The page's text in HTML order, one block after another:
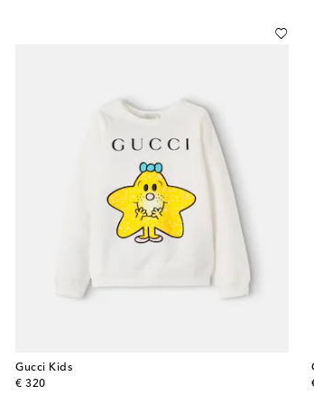
Gucci Kids
€ 320
original price